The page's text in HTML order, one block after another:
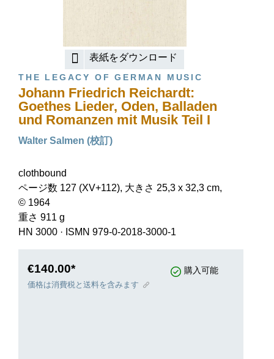
表紙をダウンロード
THE LEGACY OF GERMAN MUSIC
Johann Friedrich Reichardt:
Goethes Lieder, Oden, Balladen
und Romanzen mit Musik Teil I
Walter Salmen (校訂)
clothbound
ページ数 127 (XV+112), 大きさ 25,3 x 32,3 cm,
© 1964
重さ 911 g
HN 3000 · ISMN 979-0-2018-3000-1
€140.00* 購入可能
価格は消費税と送料を含みます